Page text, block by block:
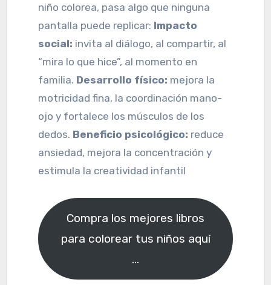
niño colorea, pasa algo que ninguna
pantalla puede replicar: Impacto
social: invita al diálogo, al compartir, al
“mira lo que hice”, al momento en
familia. Desarrollo físico: mejora la
motricidad fina, la coordinación mano-
ojo y fortalece los músculos de los
dedos. Beneficio psicológico: reduce
ansiedad, mejora la concentración y
estimula la creatividad infantil
Compra los mejores libros
para colorear tus niños aquí
…